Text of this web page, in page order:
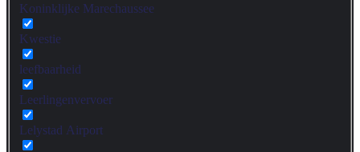
Koninklijke Marechaussee
Kwestie
leefbaarheid
Leerlingenvervoer
Lelystad Airport